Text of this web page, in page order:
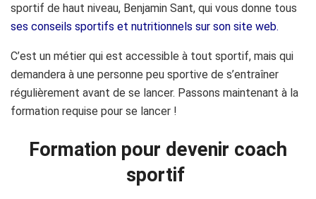
sportif de haut niveau, Benjamin Sant, qui vous donne tous
ses conseils sportifs et nutritionnels sur son site web.
C’est un métier qui est accessible à tout sportif, mais qui
demandera à une personne peu sportive de s’entraîner
régulièrement avant de se lancer. Passons maintenant à la
formation requise pour se lancer !
Formation pour devenir coach
sportif